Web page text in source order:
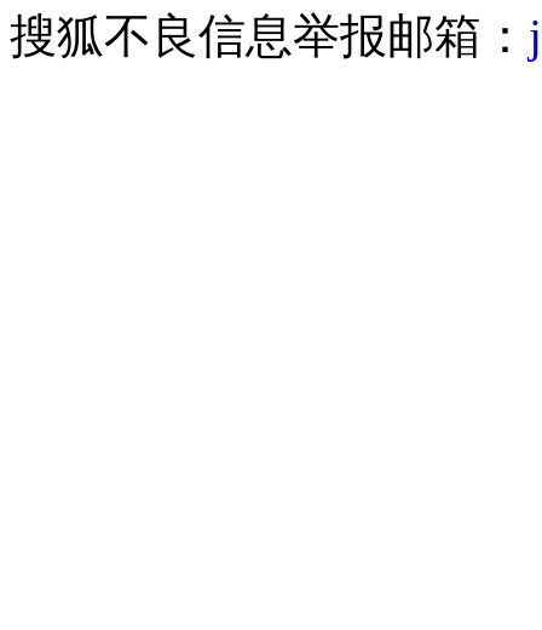
搜狐不良信息举报邮箱：